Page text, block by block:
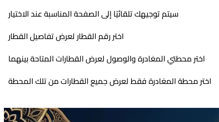
سيتم توجيهك تلقائيًا إلى الصفحة المناسبة عند الاختيار
اختر رقم القطار لعرض تفاصيل القطار
اختر محطتي المغادرة والوصول لعرض القطارات المتاحة بينهما
اختر محطة المغادرة فقط لعرض جميع القطارات من تلك المحطة